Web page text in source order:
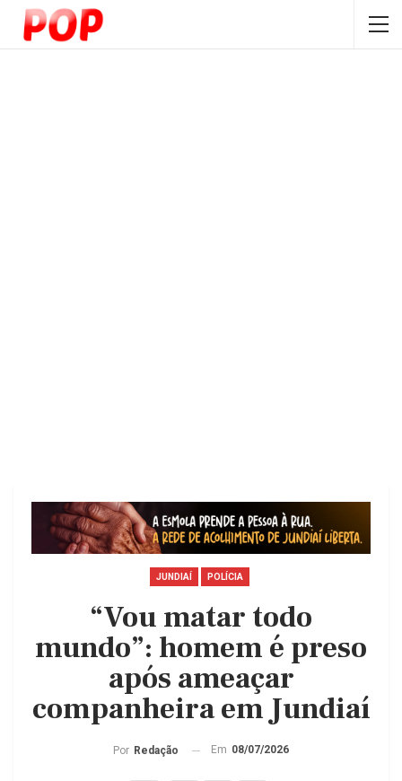
JUNDIAÍ POLÍCIA
“Vou matar todo
mundo”: homem é preso
após ameaçar
companheira em Jundiaí
Por Redação Em 08/07/2026